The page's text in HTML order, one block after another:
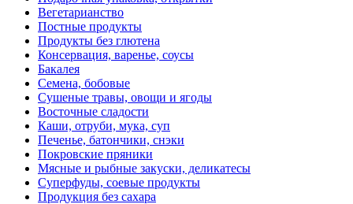
Вегетарианство
Постные продукты
Продукты без глютена
Консервация, варенье, соусы
Бакалея
Семена, бобовые
Сушеные травы, овощи и ягоды
Восточные сладости
Каши, отруби, мука, суп
Печенье, батончики, снэки
Покровские пряники
Мясные и рыбные закуски, деликатесы
Суперфуды, соевые продукты
Продукция без сахара